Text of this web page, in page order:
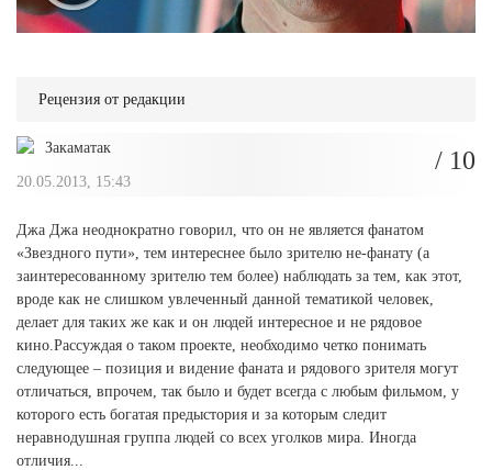
Рецензия от редакции
Закаматак
20.05.2013, 15:43
/ 10
Джа Джа неоднократно говорил, что он не является фанатом
«Звездного пути», тем интереснее было зрителю не-фанату (а
заинтересованному зрителю тем более) наблюдать за тем, как этот,
вроде как не слишком увлеченный данной тематикой человек,
делает для таких же как и он людей интересное и не рядовое
кино.Рассуждая о таком проекте, необходимо четко понимать
следующее – позиция и видение фаната и рядового зрителя могут
отличаться, впрочем, так было и будет всегда с любым фильмом, у
которого есть богатая предыстория и за которым следит
неравнодушная группа людей со всех уголков мира. Иногда
отличия...